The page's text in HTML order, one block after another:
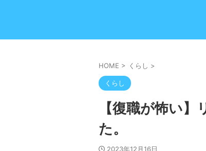
HOME > くらし >
くらし
【復職が怖い
た。
2023年12月16日